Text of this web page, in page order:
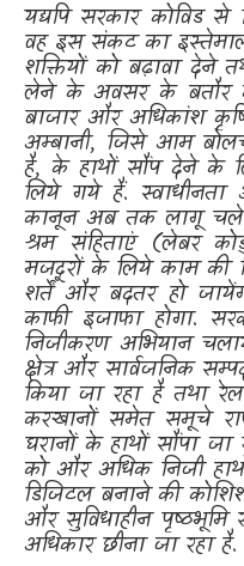
यद्यपि सरकार कोविड
वह इस संकट का
शक्तियों को बढ़ावा देने
लेने के अवसर के बतौर
बाजार और अधिकांश
अम्बानी, जिसे आम
है, के हाथों सौंप देने के
लिये गये हैं.
कानून अब तक लागू
श्रम संहिताएं (लेबर
मजदूरों के लिये काम की
शर्तें और बदतर हो
काफी इजाफा होगा.
निजीकरण अभियान
क्षेत्र और सार्वजनिक
किया जा रहा है तथा
करखानों समेत समूचे
घरानों के हाथों सौंपा जा
को और अधिक निजी
डिजिटल बनाने की
और सुविधाहीन
अधिकार छीना जा रहा है.